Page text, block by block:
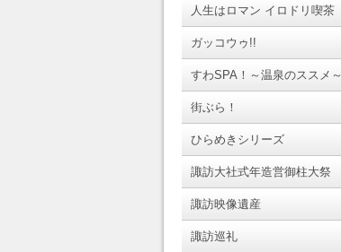
人生はロマン イロドリ喫茶
ガッコウゥ!!
すわSPA！～温泉のススメ～
街ぶら！
ひらめきシリーズ
諏訪大社式年造営御柱大祭
諏訪映像遺産
諏訪巡礼